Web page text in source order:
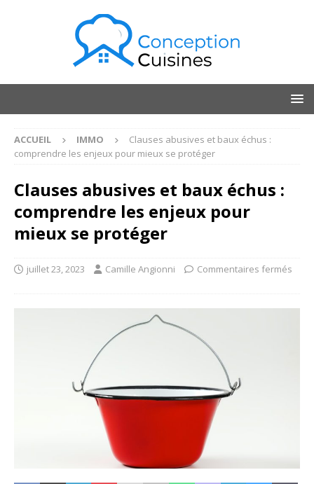
ACCUEIL IMMO
Clauses abusives et baux échus :
comprendre les enjeux pour mieux se protéger
Clauses abusives et baux échus :
comprendre les enjeux pour
mieux se protéger
juillet 23, 2023 Camille Angionni Commentaires fermés